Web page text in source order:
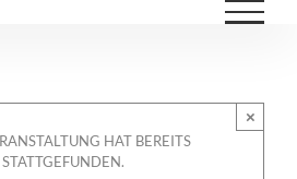
HAT BEREITS
STATTGEFUNDEN.
×